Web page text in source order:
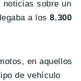
noticias sobre un
a los8.300
en aquellos
de vehículo